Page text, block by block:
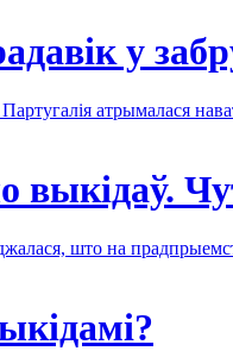
у
Партугалія атрымалася
што на